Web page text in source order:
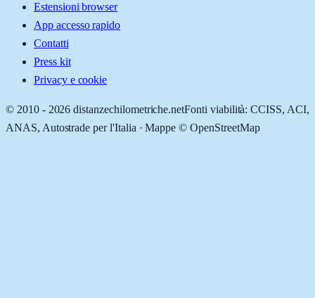
Estensioni browser
App accesso rapido
Contatti
Press kit
Privacy e cookie
© 2010 - 2026 distanzechilometriche.netFonti viabilità: CCISS, ACI,
ANAS, Autostrade per l'Italia · Mappe © OpenStreetMap